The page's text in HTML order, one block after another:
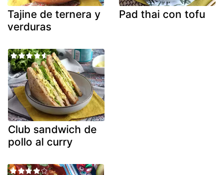
Tajine de ternera y
verduras
Pad thai con tofu
Club sandwich de
pollo al curry